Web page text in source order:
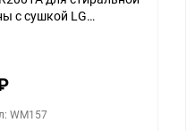
с сушкой LG
WM157